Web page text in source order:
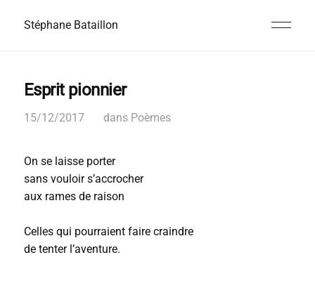
Stéphane Bataillon
Esprit pionnier
15/12/2017 dans Poèmes
On se laisse porter
sans vouloir s’accrocher
aux rames de raison
Celles qui pourraient faire craindre
de tenter l’aventure.